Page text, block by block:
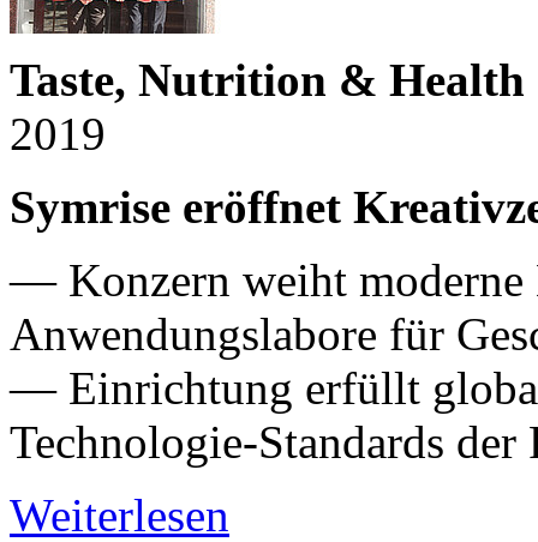
Taste, Nutrition &
2019
Symrise eröffnet
— Konzern weiht
Anwendungslabore für
— Einrichtung erfüllt
Technologie-Standards der
Weiterlesen